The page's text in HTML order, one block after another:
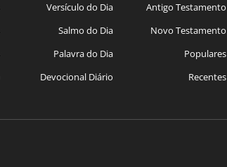
Versículo do Dia
Salmo do Dia
Palavra do Dia
Devocional Diário
Antigo Testamento
Novo Testamento
Populares
Recentes